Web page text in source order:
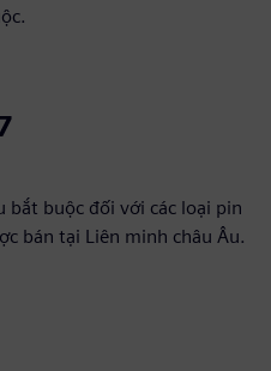
bắt buộc đối với các loại pin
bán tại Liên minh châu Âu.